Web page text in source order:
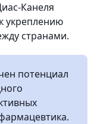
Канеля
укреплению
странами.
потенциал